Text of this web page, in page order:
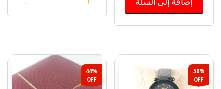
50%
OFF
44%
OFF